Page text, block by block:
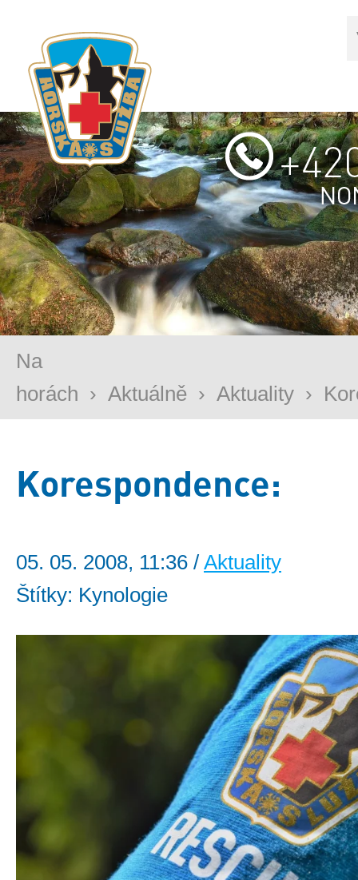
Na
horách › Aktuálně › Aktuality ›
Korespondence:
05. 05. 2008, 11:36 / Aktuality
Štítky: Kynologie